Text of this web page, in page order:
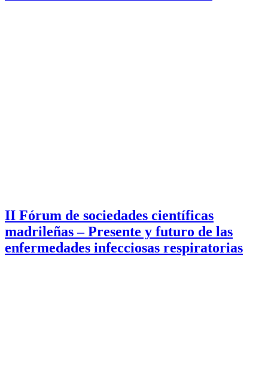
II Fórum de sociedades científicas
madrileñas – Presente y futuro de las
enfermedades infecciosas respiratorias